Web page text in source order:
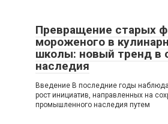
Превращение старых
мороженого в
школы: новый тренд в
наследия
Введение В последние годы
рост инициатив, направленных на
промышленного наследия путем